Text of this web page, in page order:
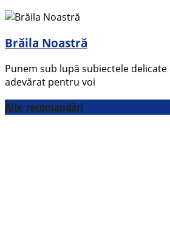
Brăila Noastră
Punem sub lupă subiectele delicate
adevărat pentru voi
Alte recomandări